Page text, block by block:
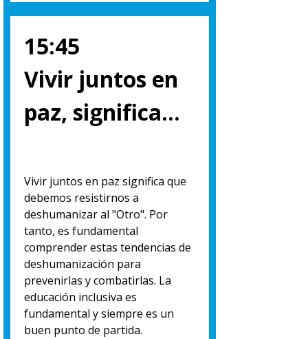
15:45
Vivir juntos en
paz, significa…
Vivir juntos en paz significa que
debemos resistirnos a
deshumanizar al "Otro". Por
tanto, es fundamental
comprender estas tendencias de
deshumanización para
prevenirlas y combatirlas. La
educación inclusiva es
fundamental y siempre es un
buen punto de partida.